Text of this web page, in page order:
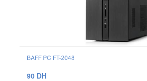
BAFF PC FT-2048
90 DH